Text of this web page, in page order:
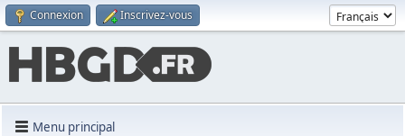
Connexion Inscrivez-vous
Menu principal